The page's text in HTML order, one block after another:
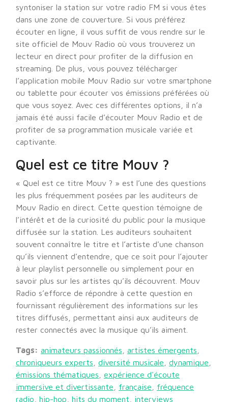
syntoniser la station sur votre radio FM si vous êtes
dans une zone de couverture. Si vous préférez
écouter en ligne, il vous suffit de vous rendre sur le
site officiel de Mouv Radio où vous trouverez un
lecteur en direct pour profiter de la diffusion en
streaming. De plus, vous pouvez télécharger
l’application mobile Mouv Radio sur votre smartphone
ou tablette pour écouter vos émissions préférées où
que vous soyez. Avec ces différentes options, il n’a
jamais été aussi facile d’écouter Mouv Radio et de
profiter de sa programmation musicale variée et
captivante.
Quel est ce titre Mouv ?
« Quel est ce titre Mouv ? » est l’une des questions
les plus fréquemment posées par les auditeurs de
Mouv Radio en direct. Cette question témoigne de
l’intérêt et de la curiosité du public pour la musique
diffusée sur la station. Les auditeurs souhaitent
souvent connaître le titre et l’artiste d’une chanson
qu’ils viennent d’entendre, que ce soit pour l’ajouter
à leur playlist personnelle ou simplement pour en
savoir plus sur les artistes qu’ils découvrent. Mouv
Radio s’efforce de répondre à cette question en
fournissant régulièrement des informations sur les
titres diffusés, permettant ainsi aux auditeurs de
rester connectés avec la musique qu’ils aiment.
Tags: animateurs passionnés artistes émergents
chroniqueurs experts
diversité musicale dynamique
émissions thématiques
expérience d'écoute
immersive et divertissante
française
fréquence
radio
hip-hop hits du moment interviews